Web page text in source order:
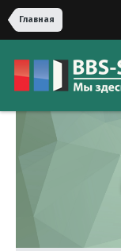
Главная